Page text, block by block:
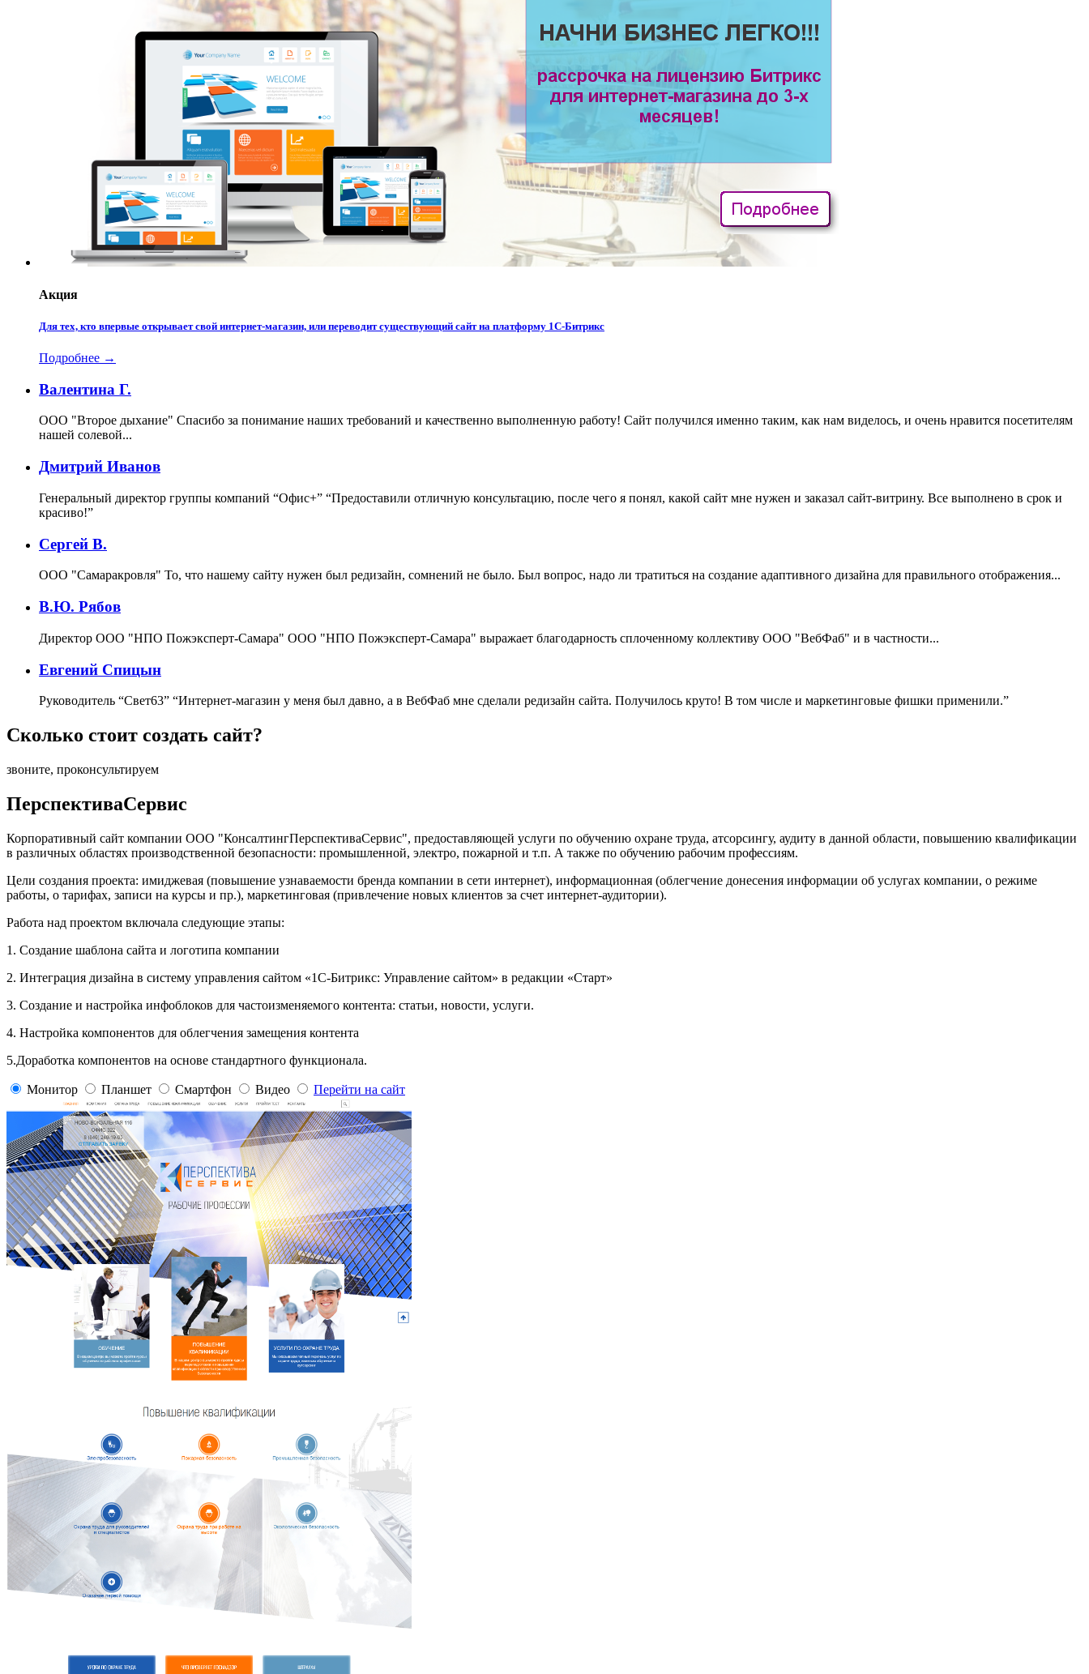
Акция
Для тех, кто впервые открывает свой интернет-магазин, или переводит существующий сайт на платформу 1С-Битрикс
Подробнее →
Валентина Г.
ООО "Второе дыхание" Спасибо за понимание наших требований и качественно выполненную работу! Сайт получился именно таким, как нам виделось, и очень нравится посетителям
нашей солевой...
Дмитрий Иванов
Генеральный директор группы компаний “Офис+” “Предоставили отличную консультацию, после чего я понял, какой сайт мне нужен и заказал сайт-витрину. Все выполнено в срок и
красиво!”
Сергей В.
ООО "Самаракровля" То, что нашему сайту нужен был редизайн, сомнений не было. Был вопрос, надо ли тратиться на создание адаптивного дизайна для правильного отображения...
В.Ю. Рябов
Директор ООО "НПО Пожэксперт-Самара" ООО "НПО Пожэксперт-Самара" выражает благодарность сплоченному коллективу ООО "ВебФаб" и в частности...
Евгений Спицын
Руководитель “Свет63” “Интернет-магазин у меня был давно, а в ВебФаб мне сделали редизайн сайта. Получилось круто! В том числе и маркетинговые фишки применили.”
Сколько стоит создать сайт?
звоните, проконсультируем
ПерспективаСервис
Корпоративный сайт компании ООО "КонсалтингПерспективаСервис", предоставляющей услуги по обучению охране труда, атсорсингу, аудиту в данной области, повышению квалификации
в различных областях производственной безопасности: промышленной, электро, пожарной и т.п. А также по обучению рабочим профессиям.
Цели создания проекта: имиджевая (повышение узнаваемости бренда компании в сети интернет), информационная (облегчение донесения информации об услугах компании, о режиме
работы, о тарифах, записи на курсы и пр.), маркетинговая (привлечение новых клиентов за счет интернет-аудитории).
Работа над проектом включала следующие этапы:
1. Создание шаблона сайта и логотипа компании
2. Интеграция дизайна в систему управления сайтом «1С-Битрикс: Управление сайтом» в редакции «Старт»
3. Создание и настройка инфоблоков для частоизменяемого контента: статьи, новости, услуги.
4. Настройка компонентов для облегчения замещения контента
5.Доработка компонентов на основе стандартного функционала.
Монитор Планшет Смартфон Видео Перейти на сайт